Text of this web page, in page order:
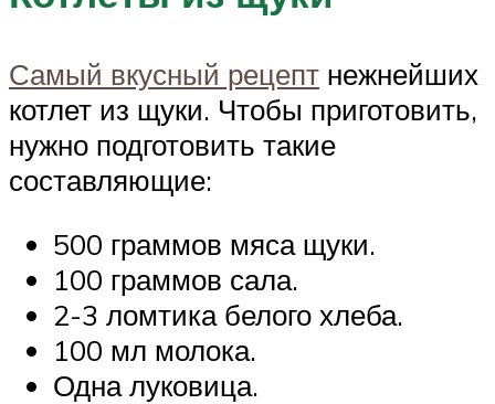
Самый вкусный рецепт нежнейших
котлет из щуки. Чтобы приготовить,
нужно подготовить такие
составляющие:
500 граммов мяса щуки.
100 граммов сала.
2-3 ломтика белого хлеба.
100 мл молока.
Одна луковица.